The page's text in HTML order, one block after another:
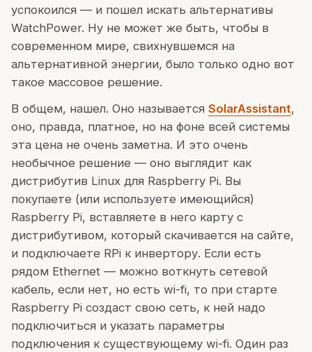
успокоился — и пошел искать альтернативы
WatchPower. Ну не может же быть, чтобы в
современном мире, свихнувшемся на
альтернативной энергии, было только одно вот
такое массовое решение.
В общем, нашел. Оно называется SolarAssistant,
оно, правда, платное, но на фоне всей системы
эта цена не очень заметна. И это очень
необычное решение — оно выглядит как
дистрибутив Linux для Raspberry Pi. Вы
покупаете (или используете имеющийся)
Raspberry Pi, вставляете в него карту с
дистрибутивом, который скачивается на сайте,
и подключаете RPi к инвертору. Если есть
рядом Ethernet — можно воткнуть сетевой
кабель, если нет, но есть wi-fi, то при старте
Raspberry Pi создаст свою сеть, к ней надо
подключиться и указать параметры
подключения к существующему wi-fi. Один раз